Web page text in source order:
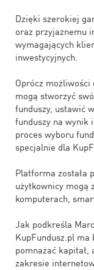
Dzięki szerokiej
oraz przyjaznemu
wymagających
inwestycyjnych.
Oprócz
mogą stworzyć
funduszy, ustawić
funduszy na wynik
proces wyboru
specjalnie dla
Platforma została
użytkownicy mogą
komputerach,
Jak podkreśla
KupFundusz.pl
pomnażać
zakresie